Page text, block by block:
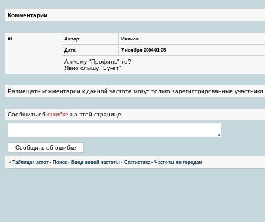
Комментарии
#1 Автор:
Иванов
Дата:
7 ноября 2004 01:05
А пчему "Профиль"-то?
Явно слышу "Букет"
Размещать комментарии к данной частоте могут только зарегистрированные
Сообщить об ошибке на этой странице:
· Таблица частот · Поиск · Ввод новой частоты · Статистика· Частоты по городам